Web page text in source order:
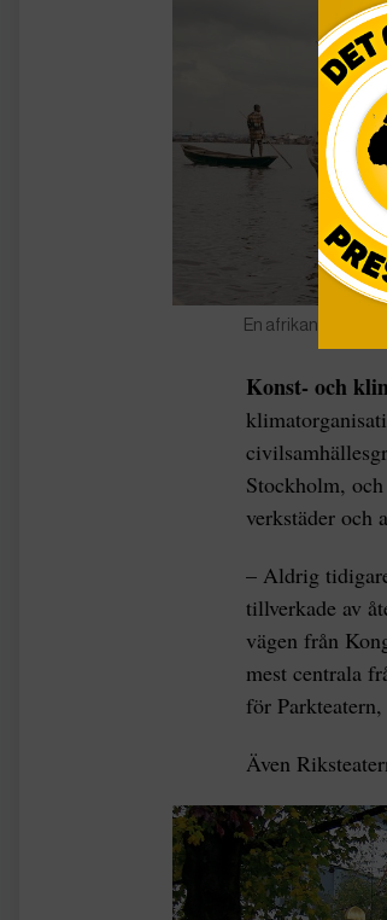
En afrikansk
Konst- och
Stockholm,
verkstäder och
– Aldrig
tillverkade av
vägen från
mest centrala
för
Även